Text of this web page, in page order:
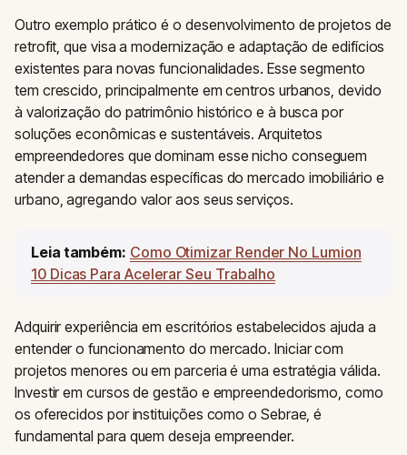
Outro exemplo prático é o desenvolvimento de projetos de
retrofit, que visa a modernização e adaptação de edifícios
existentes para novas funcionalidades. Esse segmento
tem crescido, principalmente em centros urbanos, devido
à valorização do patrimônio histórico e à busca por
soluções econômicas e sustentáveis. Arquitetos
empreendedores que dominam esse nicho conseguem
atender a demandas específicas do mercado imobiliário e
urbano, agregando valor aos seus serviços.
Leia também: Como Otimizar Render No Lumion
10 Dicas Para Acelerar Seu Trabalho
Adquirir experiência em escritórios estabelecidos ajuda a
entender o funcionamento do mercado. Iniciar com
projetos menores ou em parceria é uma estratégia válida.
Investir em cursos de gestão e empreendedorismo, como
os oferecidos por instituições como o Sebrae, é
fundamental para quem deseja empreender.